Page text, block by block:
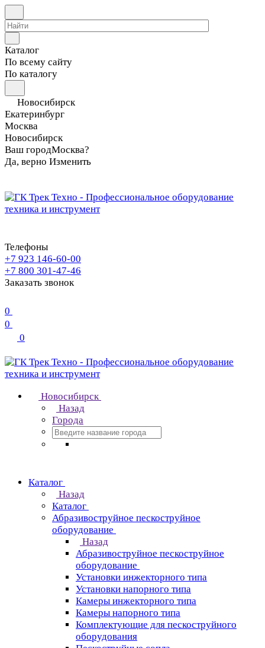
Каталог
По всему сайту
По каталогу
Новосибирск
Екатеринбург
Москва
Новосибирск
Ваш городМосква?
Да, верно Изменить
Телефоны
+7 923 146-60-00
+7 800 301-47-46
Заказать звонок
0
0
0
Новосибирск
Назад
Города
Каталог
Назад
Каталог
Абразивоструйное пескоструйное
оборудование
Назад
Абразивоструйное пескоструйное
оборудование
Установки инжекторного типа
Установки напорного типа
Камеры инжекторного типа
Камеры напорного типа
Комплектующие для пескоструйного
оборудования